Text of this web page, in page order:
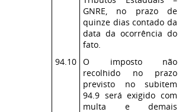
GNRE, no prazo de
quinze dias contado da
data da ocorrência do
fato.
94.10 O imposto não
recolhido no prazo
previsto no subitem
94.9 será exigido com
multa e demais